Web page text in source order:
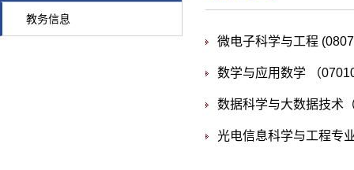
教务信息
微电子科学与工程
数学与应用数学 （
数据科学与大数据技术
光电信息科学与工程专